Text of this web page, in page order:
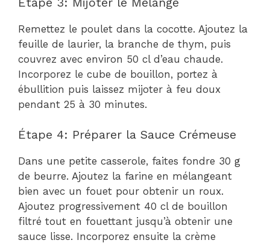
Remettez le poulet dans la cocotte. Ajoutez la
feuille de laurier, la branche de thym, puis
couvrez avec environ 50 cl d’eau chaude.
Incorporez le cube de bouillon, portez à
ébullition puis laissez mijoter à feu doux
pendant 25 à 30 minutes.
Étape 4: Préparer la Sauce Crémeuse
Dans une petite casserole, faites fondre 30 g
de beurre. Ajoutez la farine en mélangeant
bien avec un fouet pour obtenir un roux.
Ajoutez progressivement 40 cl de bouillon
filtré tout en fouettant jusqu’à obtenir une
sauce lisse. Incorporez ensuite la crème